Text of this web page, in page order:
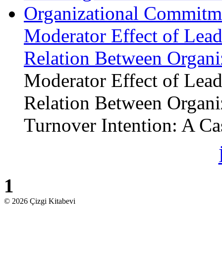
Moderator Effect of
Relation Between
Moderator Effect of
Relation Between
Turnover Intention: A
1
© 2026 Çizgi Kitabevi